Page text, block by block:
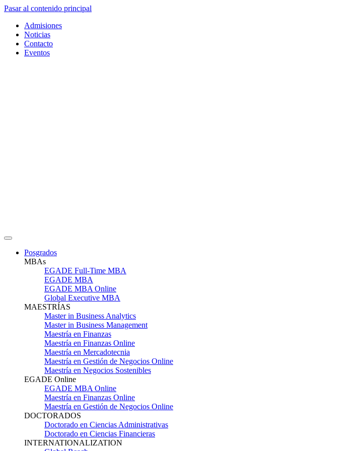
Pasar al contenido principal
Admisiones
Noticias
Contacto
Eventos
Posgrados
MBAs
EGADE Full-Time MBA
EGADE MBA
EGADE MBA Online
Global Executive MBA
MAESTRÍAS
Master in Business Analytics
Master in Business Management
Maestría en Finanzas
Maestría en Finanzas Online
Maestría en Mercadotecnia
Maestría en Gestión de Negocios Online
Maestría en Negocios Sostenibles
EGADE Online
EGADE MBA Online
Maestría en Finanzas Online
Maestría en Gestión de Negocios Online
DOCTORADOS
Doctorado en Ciencias Administrativas
Doctorado en Ciencias Financieras
INTERNATIONALIZATION